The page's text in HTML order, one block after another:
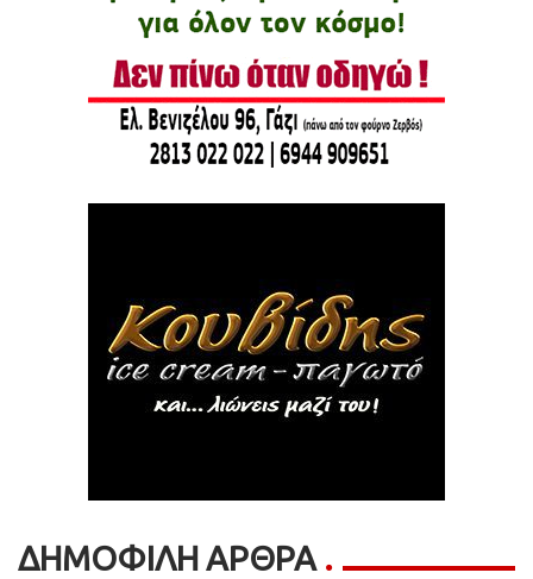
ΔΗΜΟΦΙΛΗ ΑΡΘΡΑ